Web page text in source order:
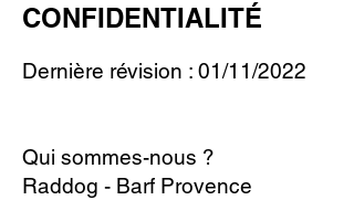
CONFIDENTIALITÉ
Dernière révision : 01/11/2022
Qui sommes-nous ?
Raddog - Barf Provence